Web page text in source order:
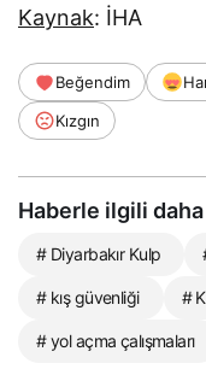
Kaynak: İHA
Beğendim
Kızgın
Haberle ilgili daha
# Diyarbakır Kulp
# kış güvenliği #
# yol açma çalışmaları